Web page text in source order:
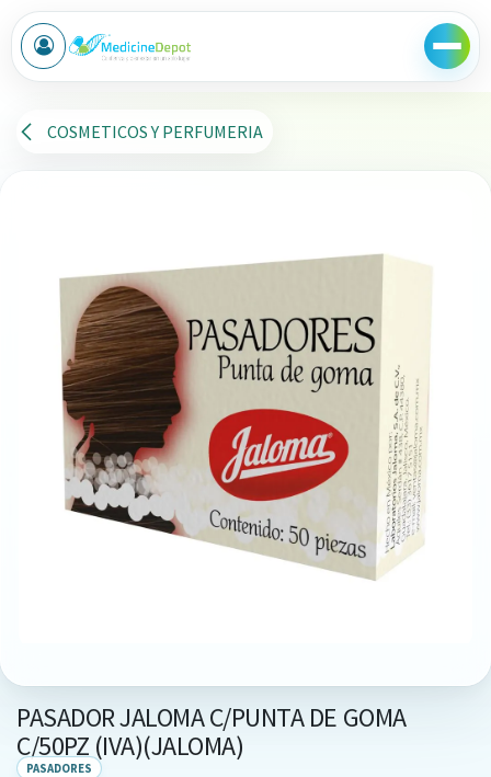
Ir al contenido
COSMETICOS Y PERFUMERIA
PASADOR JALOMA C/PUNTA DE GOMA
C/50PZ (IVA)(JALOMA)
PASADORES